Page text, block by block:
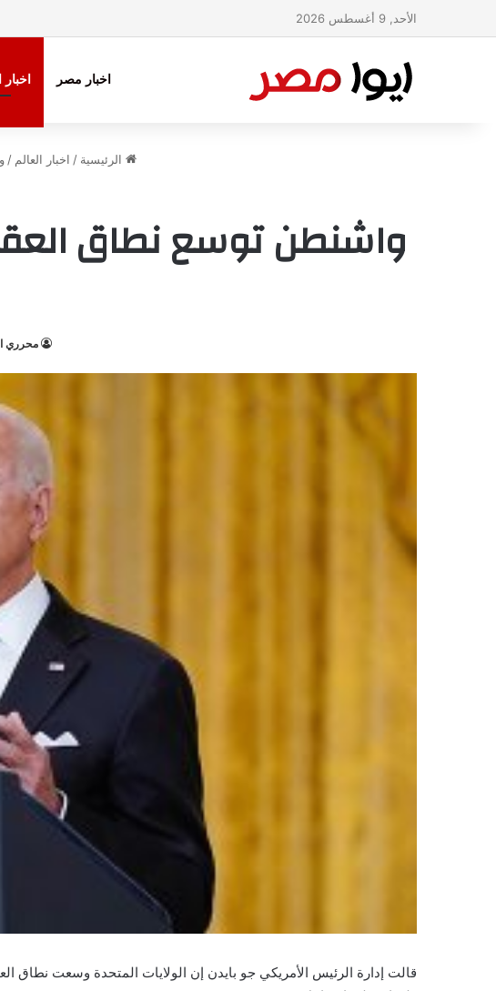
الأحد, 9 أغسطس 2026
اخبار مصر اخبار
الرئيسية / اخبار العالم /
واشنطن توسع نطاق
محرري
قالت إدارة الرئيس الأمريكي جو بايدن إن الولايات المتحدة وسعت نطاق